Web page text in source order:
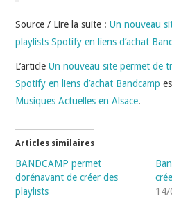
Source / Lire la suite :Un nouveau
playlists Spotify en liens d’achat
L’articleUn nouveau site permet de
Spotify en liens d’achat Bandcamp
Musiques Actuelles en Alsace.
Articles similaires
BANDCAMP permet
dorénavant de créer des
playlists
14/